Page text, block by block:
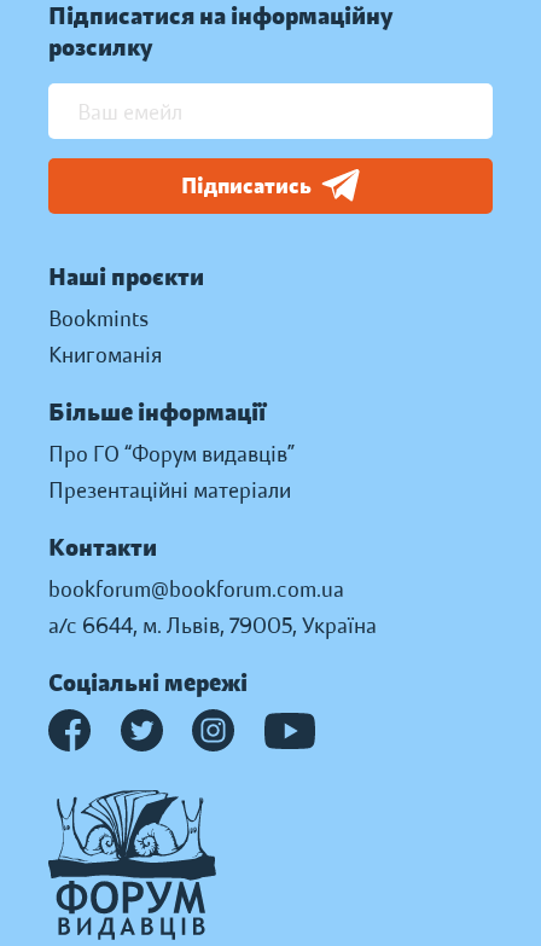
Підписатися на інформаційну
розсилку
Підписатись
Наші проєкти
Bookmints
Книгоманія
Більше інформації
Про ГО “Форум видавців”
Презентаційні матеріали
Контакти
bookforum@bookforum.com.ua
а/с 6644, м. Львів, 79005, Україна
Соціальні мережі